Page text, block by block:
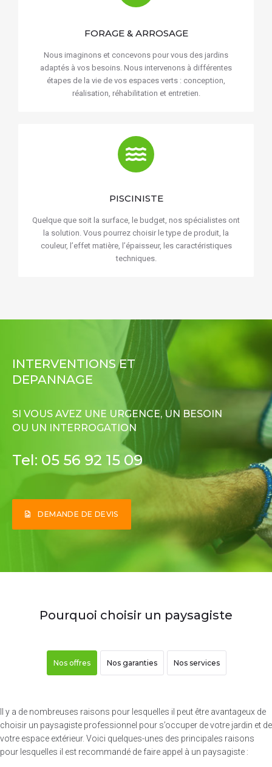
FORAGE & ARROSAGE
Nous imaginons et concevons pour vous des jardins
adaptés à vos besoins. Nous intervenons à différentes
étapes de la vie de vos espaces verts : conception,
réalisation, réhabilitation et entretien.
PISCINISTE
Quelque que soit la surface, le budget, nos spécialistes ont
la solution. Vous pourrez choisir le type de produit, la
couleur, l’effet matière, l’épaisseur, les caractéristiques
techniques.
INTERVENTIONS ET
DEPANNAGE
SI VOUS AVEZ UNE URGENCE, UN BESOIN
OU UN INTERROGATION
Tel: 05 56 92 15 09
DEMANDE DE DEVIS
Pourquoi choisir un paysagiste
Nos offres Nos garanties Nos services
Il y a de nombreuses raisons pour lesquelles il peut être avantageux de
choisir un paysagiste professionnel pour s’occuper de votre jardin et de
votre espace extérieur. Voici quelques-unes des principales raisons
pour lesquelles il est recommandé de faire appel à un paysagiste :